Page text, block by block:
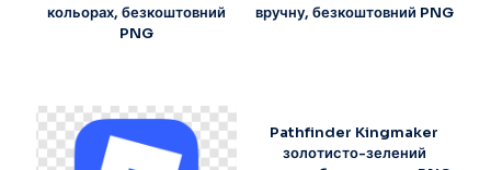
кольорах, безкоштовний
PNG
вручну, безкоштовний PNG
Pathfinder Kingmaker
золотисто-зелений